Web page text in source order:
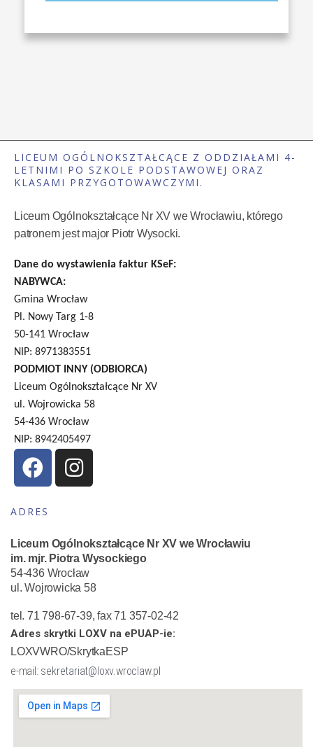
LICEUM OGÓLNOKSZTAŁCĄCE Z ODDZIAŁAMI 4-
LETNIMI PO SZKOLE PODSTAWOWEJ ORAZ
KLASAMI PRZYGOTOWAWCZYMI.
Liceum Ogólnokształcące Nr XV we Wrocławiu, którego
patronem jest major Piotr Wysocki.
Dane do wystawienia faktur KSeF:
NABYWCA:
Gmina Wrocław
Pl. Nowy Targ 1-8
50-141 Wrocław
NIP: 8971383551
PODMIOT INNY (ODBIORCA)
Liceum Ogólnokształcące Nr XV
ul. Wojrowicka 58
54-436 Wrocław
NIP: 8942405497
ADRES
Liceum Ogólnokształcące Nr XV we Wrocławiu
im. mjr. Piotra Wysockiego
54-436 Wrocław
ul. Wojrowicka 58
tel. 71 798-67-39, fax 71 357-02-42
Adres skrytki LOXV na ePUAP-ie:
LOXVWRO/SkrytkaESP
e-mail: sekretariat@loxv.wroclaw.pl